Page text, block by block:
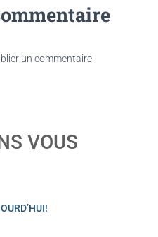
un commentaire.
VOUS